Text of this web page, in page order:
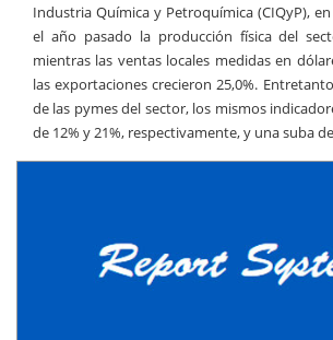
Industria Química y Petroquímica (CIQyP),
el año pasado la producción física del
mientras las ventas locales medidas en
las exportaciones crecieron 25,0%.
de las pymes del sector, los mismos
de 12% y 21%, respectivamente, y una suba